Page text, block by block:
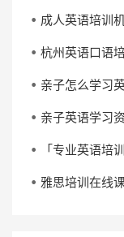
成人英语培训
「专业英语培
雅思培训在线